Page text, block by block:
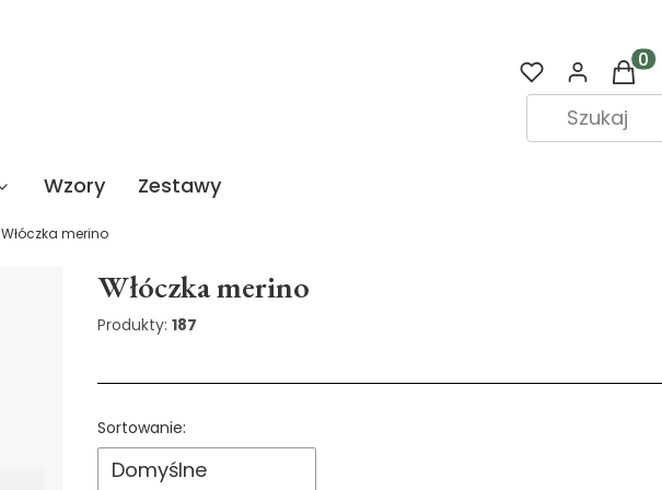
Wzory Zestawy
Włóczka merino
Włóczka merino
Produkty: 187
Lista produktów
Sortowanie:
Domyślne